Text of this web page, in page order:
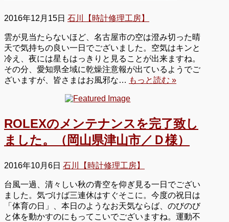
2016年12月15日 石川【時計修理工房】
雲が見当たらないほど、名古屋市の空は澄み切った晴
天で気持ちの良い一日でございました。空気はキンと
冷え、夜には星もはっきりと見ることが出来ますね。
その分、愛知県全域に乾燥注意報が出ているようでご
ざいますが、皆さまはお風邪な… もっと読む »
ROLEXのメンテナンスを完了致し
ました。（岡山県津山市／Ｄ様）
2016年10月6日 石川【時計修理工房】
台風一過、清々しい秋の青空を仰ぎ見る一日でござい
ました。気づけば三連休はすぐそこに。今度の祝日は
「体育の日」、本日のようなお天気ならば、のびのび
と体を動かすのにもってこいでございますね。運動不